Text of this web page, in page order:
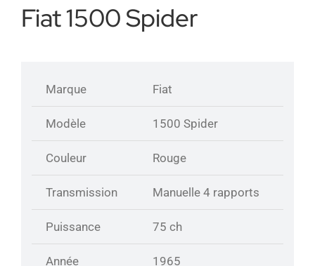
Fiat 1500 Spider
Marque Fiat
Modèle 1500 Spider
Couleur Rouge
Transmission Manuelle 4 rapports
Puissance 75 ch
Année 1965